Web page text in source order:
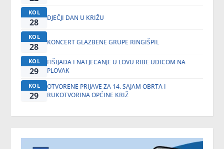
KOL
28 DJEČJI DAN U KRIŽU
KOL
28 KONCERT GLAZBENE GRUPE RINGIŠPIL
KOL
29
FIŠIJADA I NATJECANJE U LOVU RIBE UDICOM NA
PLOVAK
KOL
29
OTVORENE PRIJAVE ZA 14. SAJAM OBRTA I
RUKOTVORINA OPĆINE KRIŽ